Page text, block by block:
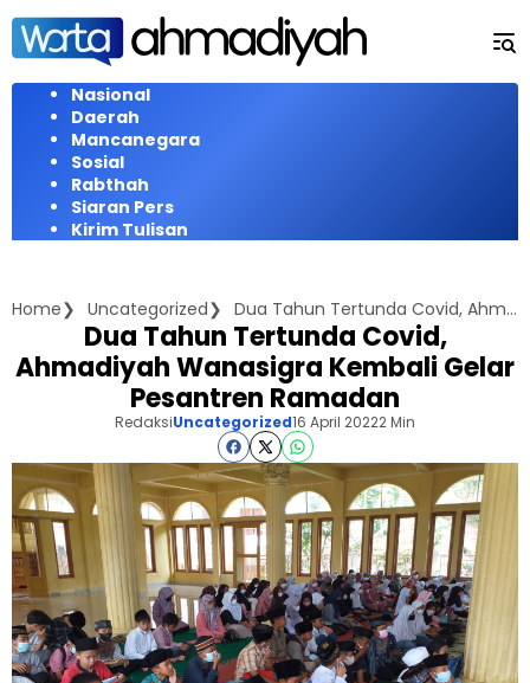
Langsung
konten
Nasional
Daerah
Mancanegara
Sosial
Rabthah
Siaran Pers
Kirim Tulisan
Home Uncategorized Dua Tahun Tertunda Covid, Ahmadiyah Wanasigra Kembali Gelar Pesantren Ramadan
Dua Tahun Tertunda Covid,
Ahmadiyah Wanasigra Kembali Gelar
Pesantren Ramadan
RedaksiUncategorized16 April 20222 Min